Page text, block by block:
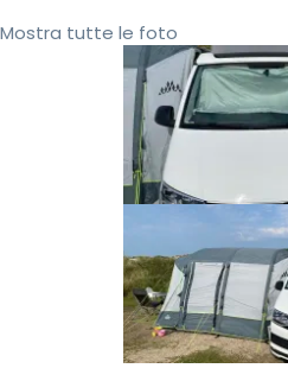
Mostra tutte le foto